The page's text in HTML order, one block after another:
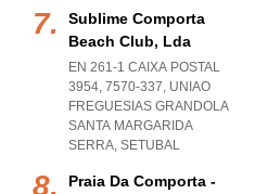
Sublime Comporta
Beach Club, Lda
EN 261-1 CAIXA POSTAL
3954, 7570-337, UNIAO
FREGUESIAS GRANDOLA
SANTA MARGARIDA
SERRA, SETUBAL
Praia Da Comporta -